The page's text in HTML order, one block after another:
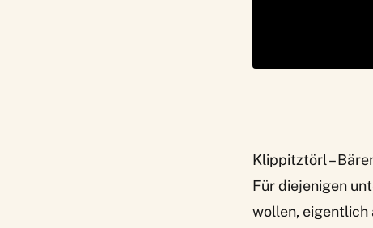
Klippitztörl –
Für diejenigen
wollen, eigentlich